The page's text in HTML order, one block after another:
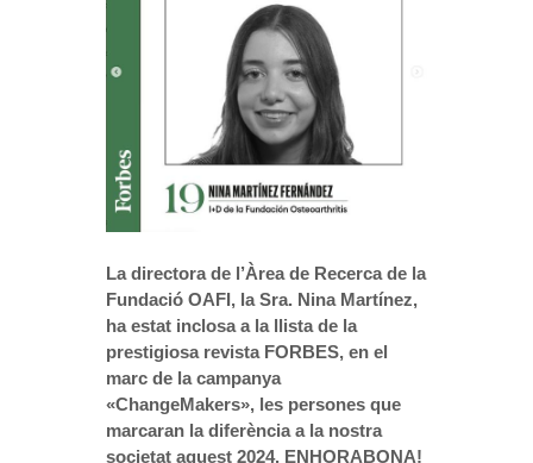
La directora de l’Àrea de Recerca de la
Fundació OAFI, la Sra. Nina Martínez,
ha estat inclosa a la llista de la
prestigiosa revista FORBES, en el
marc de la campanya
«ChangeMakers», les persones que
marcaran la diferència a la nostra
societat aquest 2024. ENHORABONA!